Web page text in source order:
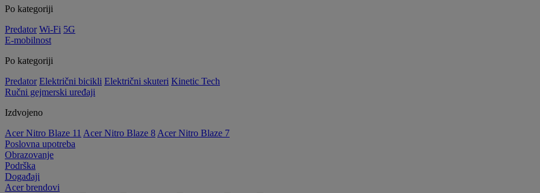
Po kategoriji
Predator Wi-Fi 5G
E-mobilnost
Po kategoriji
Predator Električni bicikli Električni skuteri Kinetic Tech
Ručni gejmerski uređaji
Izdvojeno
Acer Nitro Blaze 11 Acer Nitro Blaze 8 Acer Nitro Blaze 7
Poslovna upotreba
Obrazovanje
Podrška
Događaji
Acer brendovi